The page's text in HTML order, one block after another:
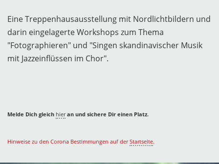
Eine Treppenhausausstellung mit Nordlichtbildern und
darin eingelagerte Workshops zum Thema
"Fotographieren" und "Singen skandinavischer Musik
mit Jazzeinflüssen im Chor".
Melde Dich gleich hieran und sichere Dir einen Platz.
Hinweise zu den Corona Bestimmungen auf derStartseite.